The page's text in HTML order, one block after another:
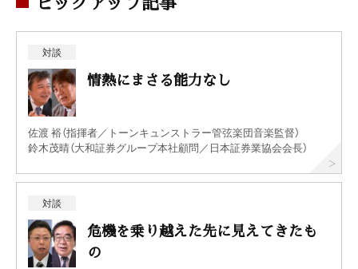
対談
情熱にまさる能力なし
佐渡 裕（指揮者／トーンキュンストラー管弦楽団音楽監督）
鈴木茂晴（大和証券グループ本社顧問／日本証券業協会会長）
対談
危機を乗り越えた先に見えてきたも
の